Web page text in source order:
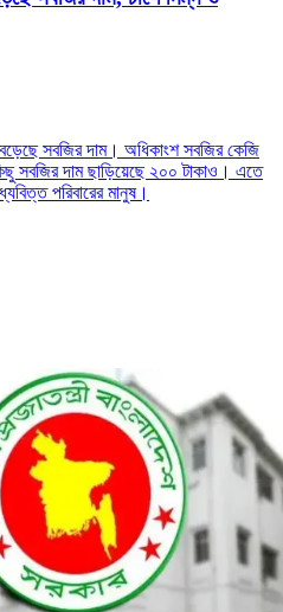
সবজির দাম। অধিকাংশ সবজির কেজি
সবজির দাম ছাড়িয়েছে ২০০ টাকাও। এতে
পরিবারের মানুষ।